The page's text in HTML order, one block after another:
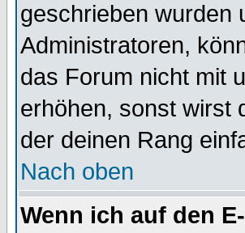
geschrieben wurden
Administratoren,
das Forum nicht mit
erhöhen, sonst wirst
der deinen Rang
Nach oben
Wenn ich auf den